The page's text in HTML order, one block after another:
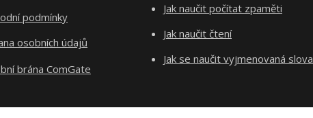
podmínky
osobních údajů
Jak naučit počítat zpaměti
Jak naučit čtení
Jak se naučit vyjmenovaná slova